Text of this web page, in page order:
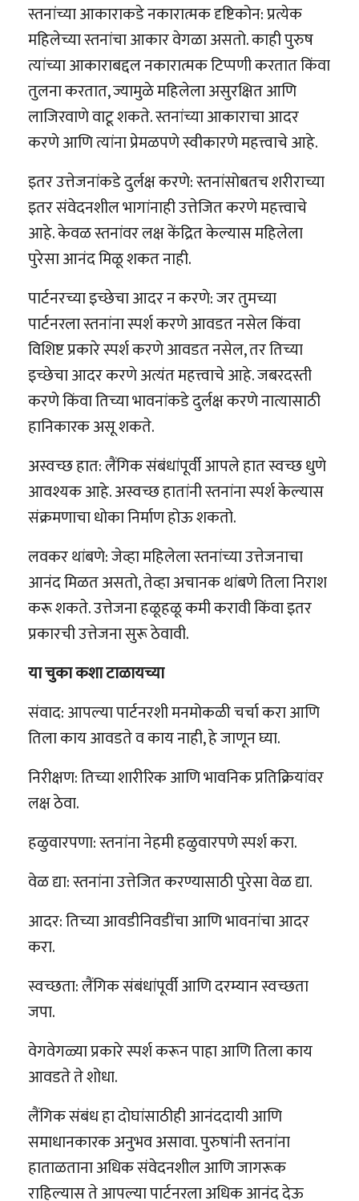
स्तनांच्या आकाराकडे नकारात्मक दृष्टिकोन: प्रत्येक
महिलेच्या स्तनांचा आकार वेगळा असतो. काही पुरुष
त्यांच्या आकाराबद्दल नकारात्मक टिप्पणी करतात किंवा
तुलना करतात, ज्यामुळे महिलेला असुरक्षित आणि
लाजिरवाणे वाटू शकते. स्तनांच्या आकाराचा आदर
करणे आणि त्यांना प्रेमळपणे स्वीकारणे महत्त्वाचे आहे.
इतर उत्तेजनांकडे दुर्लक्ष करणे: स्तनांसोबतच शरीराच्या
इतर संवेदनशील भागांनाही उत्तेजित करणे महत्त्वाचे
आहे. केवळ स्तनांवर लक्ष केंद्रित केल्यास महिलेला
पुरेसा आनंद मिळू शकत नाही.
पार्टनरच्या इच्छेचा आदर न करणे: जर तुमच्या
पार्टनरला स्तनांना स्पर्श करणे आवडत नसेल किंवा
विशिष्ट प्रकारे स्पर्श करणे आवडत नसेल, तर तिच्या
इच्छेचा आदर करणे अत्यंत महत्त्वाचे आहे. जबरदस्ती
करणे किंवा तिच्या भावनांकडे दुर्लक्ष करणे नात्यासाठी
हानिकारक असू शकते.
अस्वच्छ हात: लैंगिक संबंधांपूर्वी आपले हात स्वच्छ धुणे
आवश्यक आहे. अस्वच्छ हातांनी स्तनांना स्पर्श केल्यास
संक्रमणाचा धोका निर्माण होऊ शकतो.
लवकर थांबणे: जेव्हा महिलेला स्तनांच्या उत्तेजनाचा
आनंद मिळत असतो, तेव्हा अचानक थांबणे तिला निराश
करू शकते. उत्तेजना हळूहळू कमी करावी किंवा इतर
प्रकारची उत्तेजना सुरू ठेवावी.
या चुका कशा टाळायच्या
संवाद: आपल्या पार्टनरशी मनमोकळी चर्चा करा आणि
तिला काय आवडते व काय नाही, हे जाणून घ्या.
निरीक्षण: तिच्या शारीरिक आणि भावनिक प्रतिक्रियांवर
लक्ष ठेवा.
हळुवारपणा: स्तनांना नेहमी हळुवारपणे स्पर्श करा.
वेळ द्या: स्तनांना उत्तेजित करण्यासाठी पुरेसा वेळ द्या.
आदर: तिच्या आवडीनिवडींचा आणि भावनांचा आदर
करा.
स्वच्छता: लैंगिक संबंधांपूर्वी आणि दरम्यान स्वच्छता
जपा.
वेगवेगळ्या प्रकारे स्पर्श करून पाहा आणि तिला काय
आवडते ते शोधा.
लैंगिक संबंध हा दोघांसाठीही आनंददायी आणि
समाधानकारक अनुभव असावा. पुरुषांनी स्तनांना
हाताळताना अधिक संवेदनशील आणि जागरूक
राहिल्यास ते आपल्या पार्टनरला अधिक आनंद देऊ